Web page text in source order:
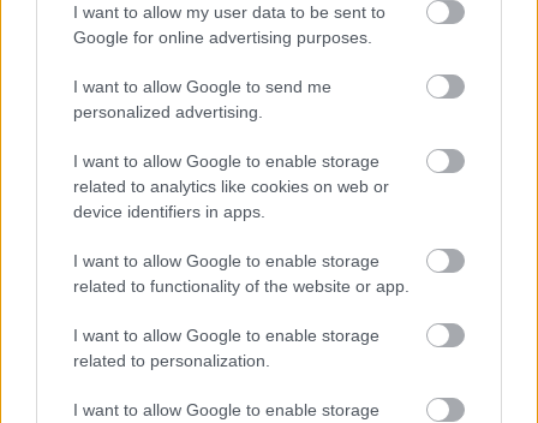
I want to allow my user data to be sent to
Google for online advertising purposes.
I want to allow Google to send me
personalized advertising.
I want to allow Google to enable storage
related to analytics like cookies on web or
device identifiers in apps.
I want to allow Google to enable storage
related to functionality of the website or app.
I want to allow Google to enable storage
related to personalization.
I want to allow Google to enable storage
A Nuclear Blast gondozásában február 8-án érkezik
a Battle Beast zenekar soraiból méltatlan
körülmények között eltávolított finn gitáros, Anton
Kabanen nemzetközi tagsággal felálló új
bandájának, a Beast In Black formációnak a
második soralbuma "From Hell With Love" címmel
(bemutatkozásuk…